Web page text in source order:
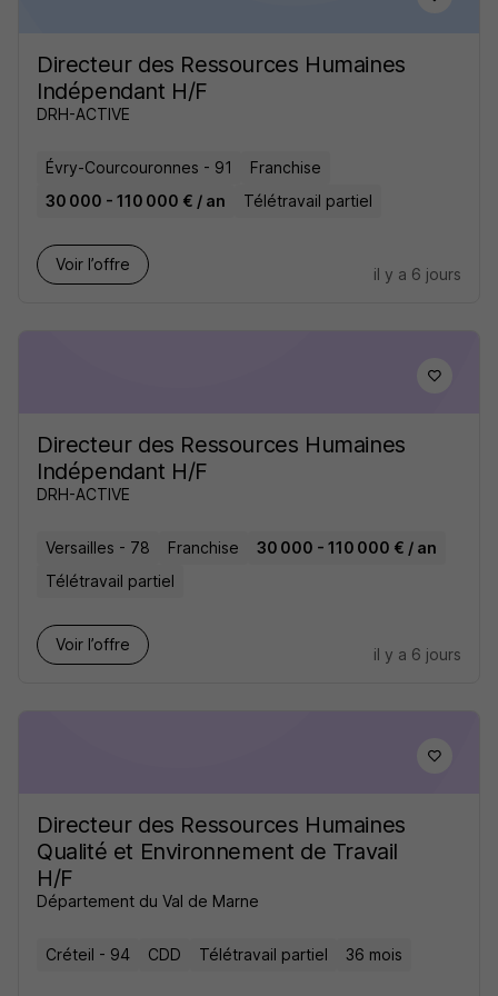
Directeur des Ressources Humaines
Indépendant H/F
DRH-ACTIVE
Évry-Courcouronnes - 91
Franchise
30 000 - 110 000 € / an
Télétravail partiel
Voir l’offre
il y a 6 jours
Directeur des Ressources Humaines
Indépendant H/F
DRH-ACTIVE
Versailles - 78 Franchise
30 000 - 110 000 € / an
Télétravail partiel
Voir l’offre
il y a 6 jours
Directeur des Ressources Humaines
Qualité et Environnement de Travail
H/F
Département du Val de Marne
Créteil - 94 CDD Télétravail partiel 36 mois